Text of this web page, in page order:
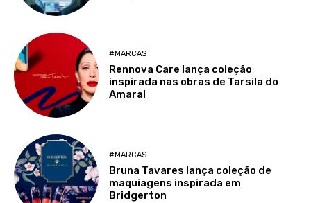
#MARCAS
Rennova Care lança coleção
inspirada nas obras de Tarsila do
Amaral
#MARCAS
Bruna Tavares lança coleção de
maquiagens inspirada em
Bridgerton